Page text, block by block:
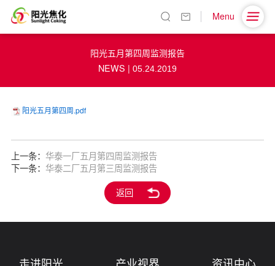
Menu
阳光五月第四周监测报告
NEWS | 05.24.2019
阳光五月第四周.pdf
上一条： 华泰一厂五月第四周监测报告
下一条： 华泰二厂五月第三周监测报告
返回